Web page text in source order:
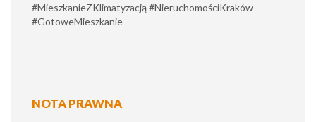
#MieszkanieZKlimatyzacją #NieruchomościKraków
#GotoweMieszkanie
NOTA PRAWNA